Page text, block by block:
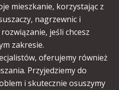
mieszkanie, korzystając z
nagrzewnic i
jeśli chcesz
zakresie.
oferujemy również
. Przyjedziemy do
i skutecznie osuszymy